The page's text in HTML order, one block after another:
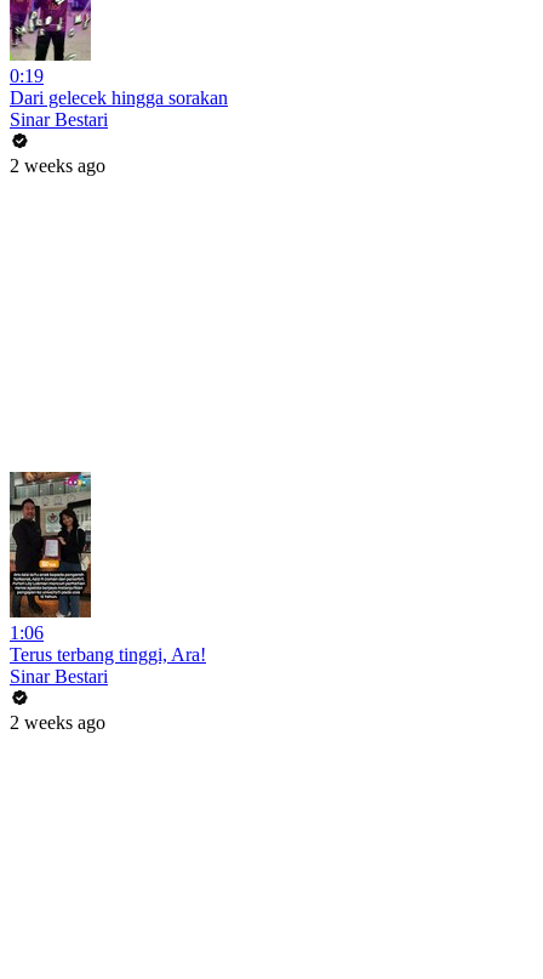
0:19
Dari gelecek hingga sorakan
Sinar Bestari
2 weeks ago
1:06
Terus terbang tinggi, Ara!
Sinar Bestari
2 weeks ago